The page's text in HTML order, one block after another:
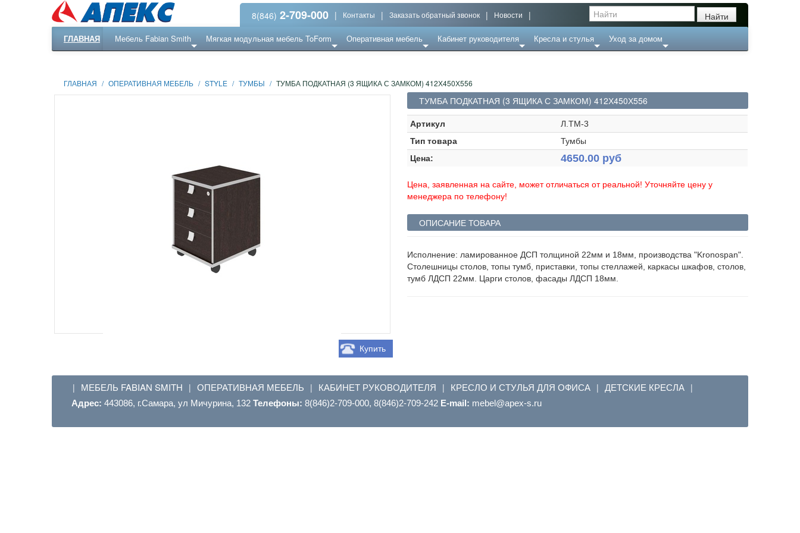
8(846) 2-709-000 | Контакты | Заказать обратный звонок | Новости |
ГЛАВНАЯ Мебель Fabian Smith Мягкая модульная мебель ToForm Оперативная мебель Кабинет руководителя Кресла и стулья Уход за домом
ГЛАВНАЯ / ОПЕРАТИВНАЯ МЕБЕЛЬ / STYLE / ТУМБЫ / ТУМБА ПОДКАТНАЯ (3 ЯЩИКА С ЗАМКОМ) 412Х450Х556
Купить
ТУМБА ПОДКАТНАЯ (3 ЯЩИКА С ЗАМКОМ) 412Х450Х556
Артикул
Л.ТМ-3
Тип товара
Тумбы
Цена:
4650.00 руб
Цена, заявленная на сайте, может отличаться от реальной! Уточняйте цену у
менеджера по телефону!
ОПИСАНИЕ ТОВАРА
Исполнение: ламированное ДСП толщиной 22мм и 18мм, производства "Kronospan".
Столешницы столов, топы тумб, приставки, топы стеллажей, каркасы шкафов, столов,
тумб ЛДСП 22мм. Царги столов, фасады ЛДСП 18мм.
| МЕБЕЛЬ FABIAN SMITH | ОПЕРАТИВНАЯ МЕБЕЛЬ | КАБИНЕТ РУКОВОДИТЕЛЯ | КРЕСЛО И СТУЛЬЯ ДЛЯ ОФИСА | ДЕТСКИЕ КРЕСЛА |
Адрес: 443086, г.Самара, ул Мичурина, 132 Телефоны: 8(846)2-709-000, 8(846)2-709-242 E-mail: ur.s-xepa@lebem